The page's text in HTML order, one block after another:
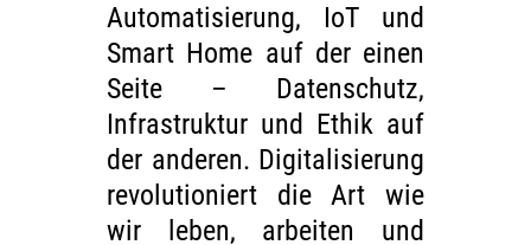
Automatisierung, IoT und
Smart Home auf der einen
Seite – Datenschutz,
Infrastruktur und Ethik auf
der anderen. Digitalisierung
revolutioniert die Art wie
wir leben, arbeiten und